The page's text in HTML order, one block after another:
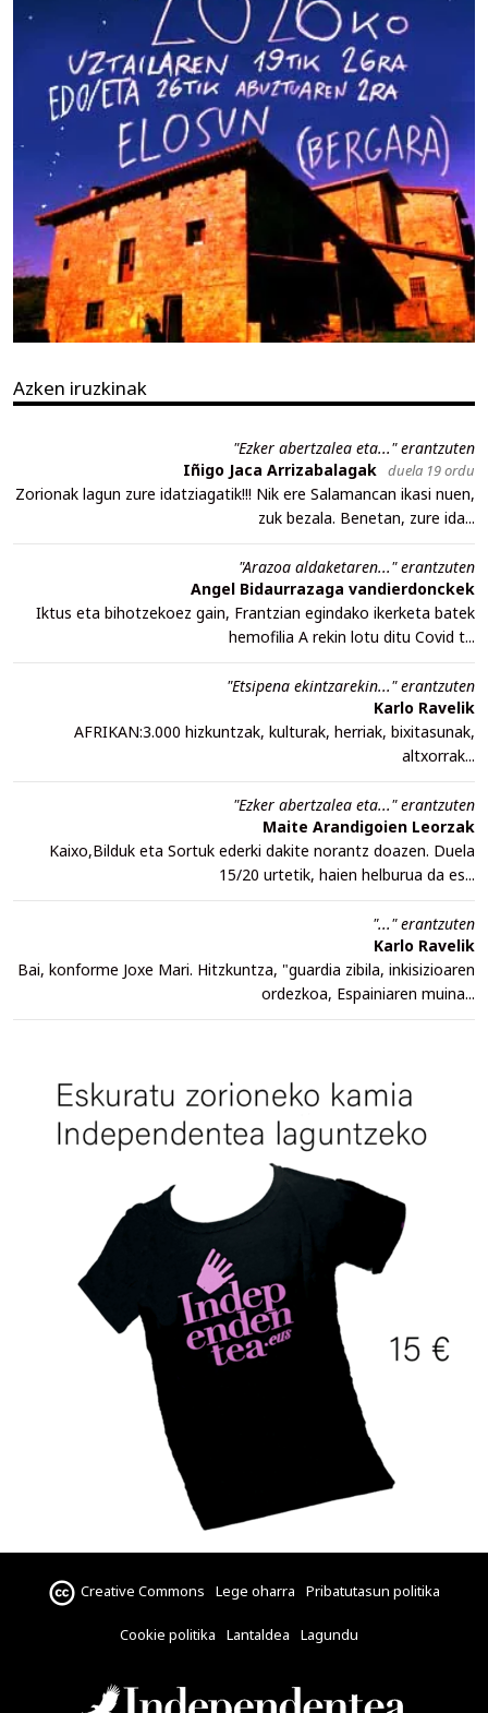
Azken iruzkinak
"Ezker abertzalea eta..." erantzuten
Iñigo Jaca Arrizabalagak duela 19 ordu
Zorionak lagun zure idatziagatik!!! Nik ere Salamancan ikasi nuen,
zuk bezala. Benetan, zure ida...
"Arazoa aldaketaren..." erantzuten
Angel Bidaurrazaga vandierdonckek
Iktus eta bihotzekoez gain, Frantzian egindako ikerketa batek
hemofilia A rekin lotu ditu Covid t...
"Etsipena ekintzarekin..." erantzuten
Karlo Ravelik
AFRIKAN:3.000 hizkuntzak, kulturak, herriak, bixitasunak,
altxorrak...
"Ezker abertzalea eta..." erantzuten
Maite Arandigoien Leorzak
Kaixo,Bilduk eta Sortuk ederki dakite norantz doazen. Duela
15/20 urtetik, haien helburua da es...
"..." erantzuten
Karlo Ravelik
Bai, konforme Joxe Mari. Hitzkuntza, "guardia zibila, inkisizioaren
ordezkoa, Espainiaren muina...
Creative Commons Lege oharra Pribatutasun politika
Cookie politika Lantaldea Lagundu